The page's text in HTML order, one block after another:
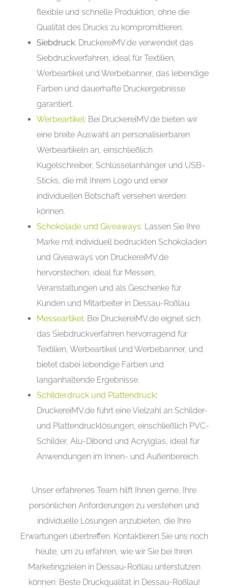
flexible und schnelle Produktion, ohne die
Qualität des Drucks zu kompromittieren.
Siebdruck: DruckereiMV.de verwendet das
Siebdruckverfahren, ideal für Textilien,
Werbeartikel und Werbebanner, das lebendige
Farben und dauerhafte Druckergebnisse
garantiert.
Werbeartikel: Bei DruckereiMV.de bieten wir
eine breite Auswahl an personalisierbaren
Werbeartikeln an, einschließlich
Kugelschreiber, Schlüsselanhänger und USB-
Sticks, die mit Ihrem Logo und einer
individuellen Botschaft versehen werden
können.
Schokolade und Giveaways: Lassen Sie Ihre
Marke mit individuell bedruckten Schokoladen
und Giveaways von DruckereiMV.de
hervorstechen, ideal für Messen,
Veranstaltungen und als Geschenke für
Kunden und Mitarbeiter in Dessau-Roßlau.
Messeartikel: Bei DruckereiMV.de eignet sich
das Siebdruckverfahren hervorragend für
Textilien, Werbeartikel und Werbebanner, und
bietet dabei lebendige Farben und
langanhaltende Ergebnisse.
Schilderdruck und Plattendruck:
DruckereiMV.de führt eine Vielzahl an Schilder-
und Plattendrucklösungen, einschließlich PVC-
Schilder, Alu-Dibond und Acrylglas, ideal für
Anwendungen im Innen- und Außenbereich.
Unser erfahrenes Team hilft Ihnen gerne, Ihre
persönlichen Anforderungen zu verstehen und
individuelle Lösungen anzubieten, die Ihre
Erwartungen übertreffen. Kontaktieren Sie uns noch
heute, um zu erfahren, wie wir Sie bei Ihren
Marketingzielen in Dessau-Roßlau unterstützen
können. Beste Druckqualität in Dessau-Roßlau!